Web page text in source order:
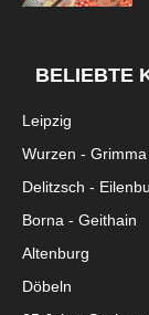
BELIEBTE
Leipzig
Wurzen - Grimma
Delitzsch -
Borna - Geithain
Altenburg
Döbeln